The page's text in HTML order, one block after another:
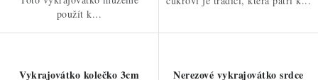
použít k...
Vykrajovátko kolečko 3cm
Nerezové vykrajovátko srdce